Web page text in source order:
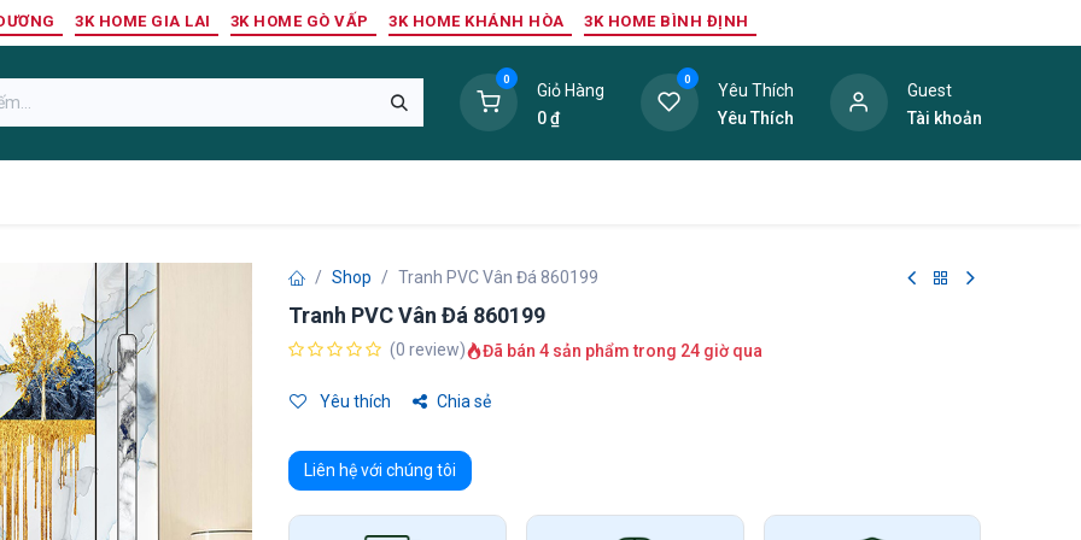
3K HOME GIA LAI 3K HOME GÒ VẤP 3K HOME KHÁNH HÒA 3K HOME BÌNH ĐỊNH
0
Giỏ Hàng
0₫
0
Yêu Thích
Yêu Thích
Guest
Tài khoản
Shop Tranh PVC Vân Đá 860199
Tranh PVC Vân Đá 860199
(0 review) Đã bán 4 sản phẩm trong 24 giờ qua
Yêu thích Chia sẻ
Liên hệ với chúng tôi